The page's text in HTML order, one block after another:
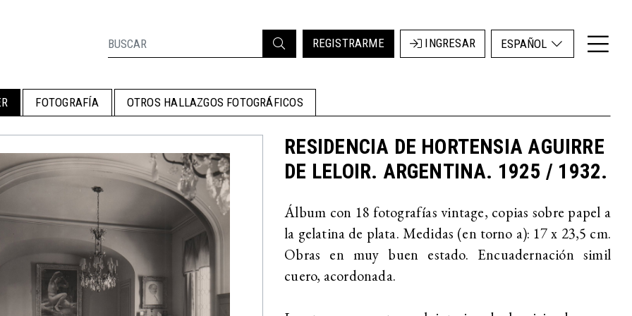
REGISTRARME INGRESAR ESPAÑOL
FOTOGRAFÍA OTROS HALLAZGOS FOTOGRÁFICOS
RESIDENCIA DE HORTENSIA AGUIRRE
DE LELOIR. ARGENTINA. 1925 / 1932.
Álbum con 18 fotografías vintage, copias sobre papel a
la gelatina de plata. Medidas (en torno a): 17 x 23,5 cm.
Obras en muy buen estado. Encuadernación simil
cuero, acordonada.